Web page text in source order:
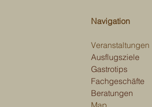
Navigation
Veranstaltungen
Ausflugsziele
Gastrotips
Fachgeschäfte
Beratungen
Map